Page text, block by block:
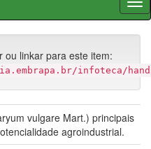
ou linkar para este item:
infoteca/
vulgare Mart.) principais
agroindustrial.